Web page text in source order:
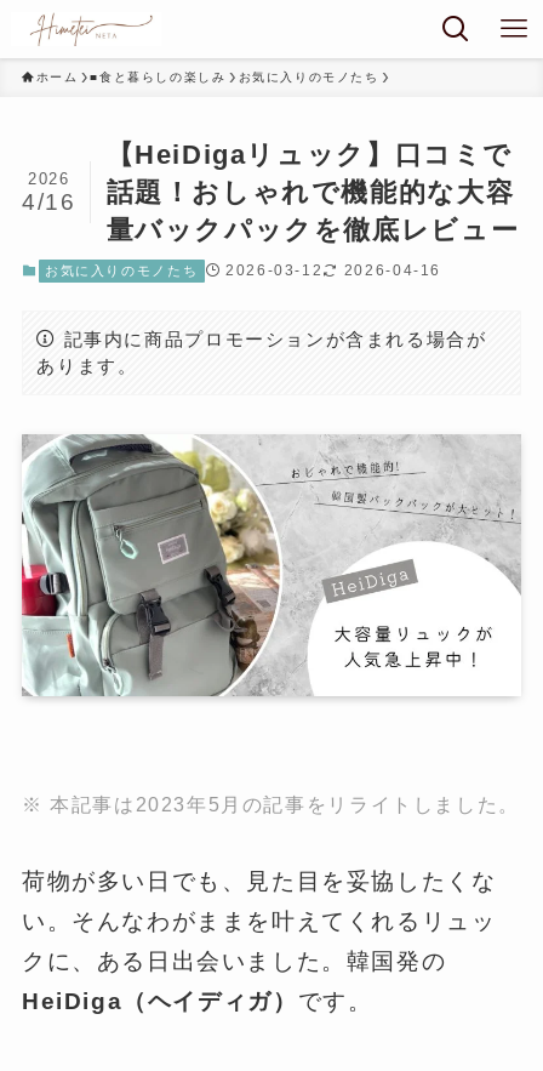
ホーム ■食と暮らしの楽しみ お気に入りのモノたち
【HeiDigaリュック】口コミで
話題！おしゃれで機能的な大容
量バックパックを徹底レビュー
2026
4/16
お気に入りのモノたち 2026-03-12 2026-04-16
記事内に商品プロモーションが含まれる場合が
あります。
※ 本記事は2023年5月の記事をリライトしました。
荷物が多い日でも、見た目を妥協したくな
い。そんなわがままを叶えてくれるリュッ
クに、ある日出会いました。韓国発の
HeiDiga（ヘイディガ） です。